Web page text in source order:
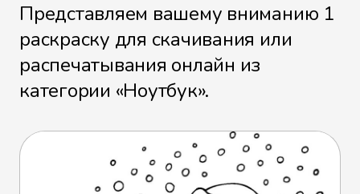
Представляем вашему вниманию 1
раскраску для скачивания или
распечатывания онлайн из
категории «Ноутбук».